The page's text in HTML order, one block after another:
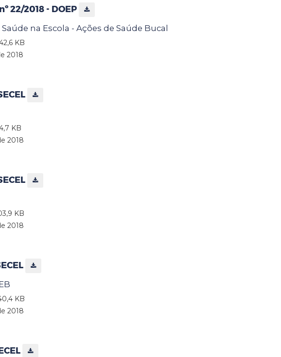
22/2018 - DOEP
na Escola - Ações de Saúde Bucal
KB
2018
KB
2018
KB
2018
KB
2018